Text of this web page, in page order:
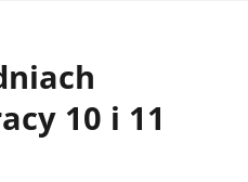
10 i 11